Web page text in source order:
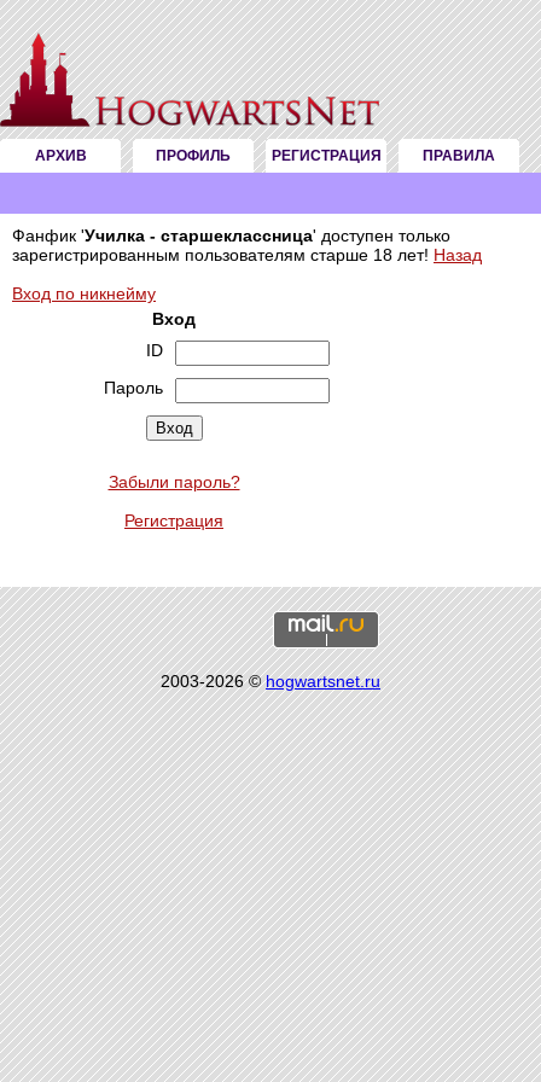
АРХИВ ПРОФИЛЬ РЕГИСТРАЦИЯ ПРАВИЛА
Фанфик 'Училка - старшеклассница' доступен только
зарегистрированным пользователям старше 18 лет! Назад
Вход по никнейму
Вход
ID
Пароль
Забыли пароль?
Регистрация
2003-2026 ©hogwartsnet.ru